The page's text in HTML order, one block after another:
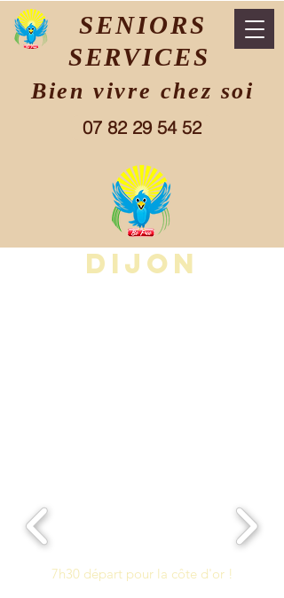
SENIORS
SERVICES
Bien vivre chez soi
07 82 29 54 52
DIJON
7h30 départ pour la côte d'or !